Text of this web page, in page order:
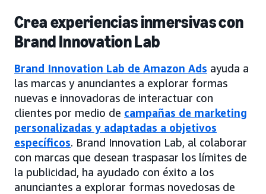
Crea experiencias inmersivas con
Brand Innovation Lab
Brand Innovation Lab de Amazon Ads ayuda a
las marcas y anunciantes a explorar formas
nuevas e innovadoras de interactuar con
clientes por medio de campañas de marketing
personalizadas y adaptadas a objetivos
específicos. Brand Innovation Lab, al colaborar
con marcas que desean traspasar los límites de
la publicidad, ha ayudado con éxito a los
anunciantes a explorar formas novedosas de